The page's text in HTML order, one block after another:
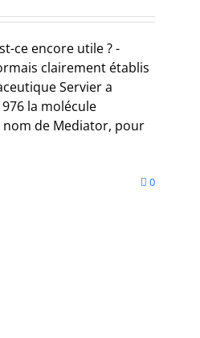
ce encore utile ? -
clairement établis
Servier a
la molécule
nom de Mediator, pour
0